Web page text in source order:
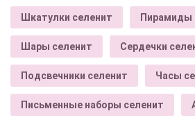
Шкатулки селенит Пирамиды
Шары селенит Сердечки
Подсвечники селенит Часы
Письменные наборы селенит